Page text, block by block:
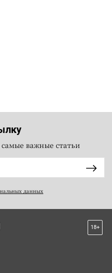
важные статьи
данных
18+